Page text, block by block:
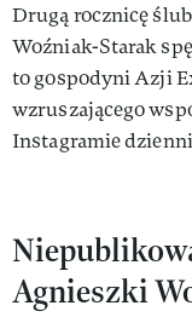
Drugą rocznicę
Woźniak-Starak
to gospodyni Azji
wzruszającego
Instagramie
Agnieszki